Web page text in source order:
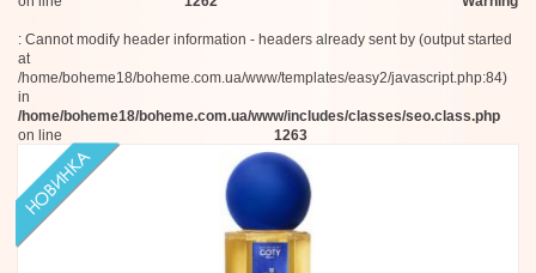
: Cannot modify header information - headers already sent by (output started
at
/home/boheme18/boheme.com.ua/www/templates/easy2/javascript.php:84)
in
/home/boheme18/boheme.com.ua/www/includes/classes/seo.class.php
on line
1263